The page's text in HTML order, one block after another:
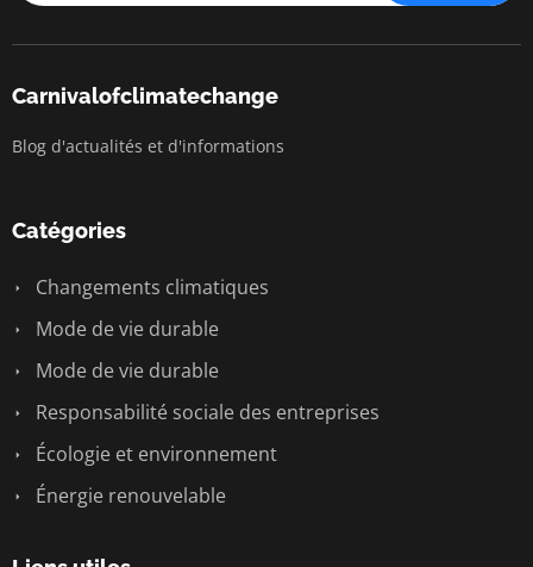
Carnivalofclimatechange
Blog d'actualités et d'informations
Catégories
Changements climatiques
Mode de vie durable
Mode de vie durable
Responsabilité sociale des entreprises
Écologie et environnement
Énergie renouvelable